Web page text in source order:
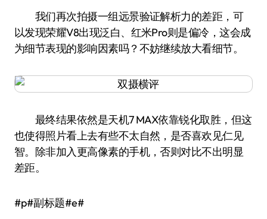
我们再次拍摄一组远景验证解析力的差距，可
以发现荣耀V8出现泛白、红米Pro则是偏冷，这会成
为细节表现的影响因素吗？不妨继续放大看细节。
最终结果依然是天机7 MAX依靠锐化取胜，但这
也使得照片看上去有些不太自然，是否喜欢见仁见
智。除非加入更高像素的手机，否则对比不出明显
差距。
#p#副标题#e#